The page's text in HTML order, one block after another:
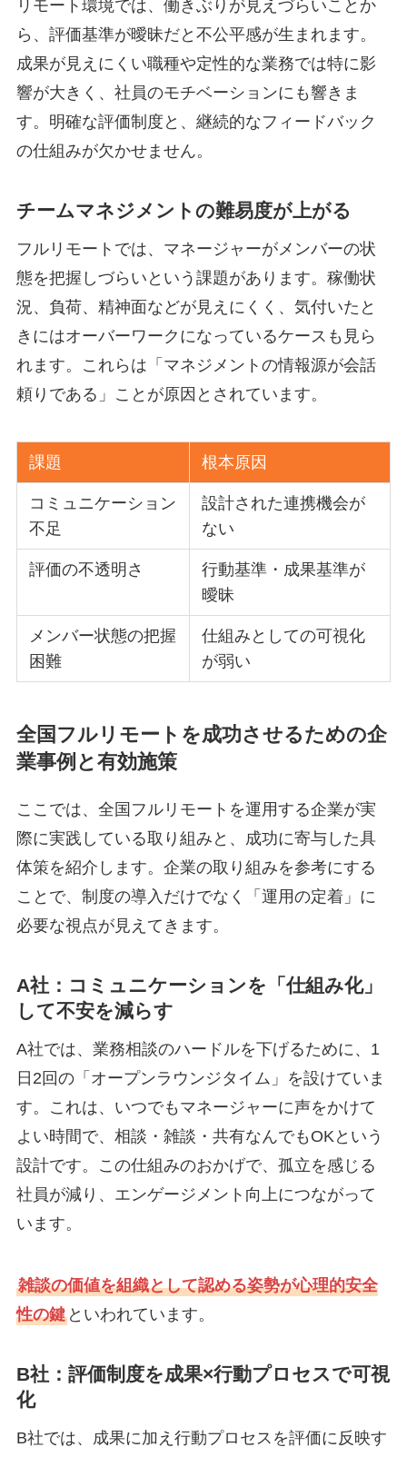
リモート環境では、働きぶりが見えづらいことか
ら、評価基準が曖昧だと不公平感が生まれます。
成果が見えにくい職種や定性的な業務では特に影
響が大きく、社員のモチベーションにも響きま
す。明確な評価制度と、継続的なフィードバック
の仕組みが欠かせません。
チームマネジメントの難易度が上がる
フルリモートでは、マネージャーがメンバーの状
態を把握しづらいという課題があります。稼働状
況、負荷、精神面などが見えにくく、気付いたと
きにはオーバーワークになっているケースも見ら
れます。これらは「マネジメントの情報源が会話
頼りである」ことが原因とされています。
課題 根本原因
コミュニケーション
不足
設計された連携機会が
ない
評価の不透明さ
行動基準・成果基準が
曖昧
メンバー状態の把握
困難
仕組みとしての可視化
が弱い
全国フルリモートを成功させるための企
業事例と有効施策
ここでは、全国フルリモートを運用する企業が実
際に実践している取り組みと、成功に寄与した具
体策を紹介します。企業の取り組みを参考にする
ことで、制度の導入だけでなく「運用の定着」に
必要な視点が見えてきます。
A社：コミュニケーションを「仕組み化」
して不安を減らす
A社では、業務相談のハードルを下げるために、1
日2回の「オープンラウンジタイム」を設けていま
す。これは、いつでもマネージャーに声をかけて
よい時間で、相談・雑談・共有なんでもOKという
設計です。この仕組みのおかげで、孤立を感じる
社員が減り、エンゲージメント向上につながって
います。
雑談の価値を組織として認める姿勢が心理的安全
性の鍵といわれています。
B社：評価制度を成果×行動プロセスで可視
化
B社では、成果に加え行動プロセスを評価に反映す